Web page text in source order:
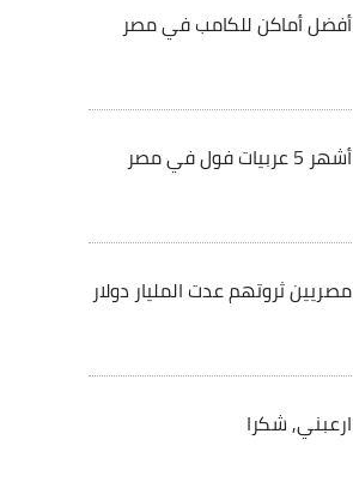
أفضل أماكن للكامب في مصر
أشهر 5 عربيات فول في مصر
مصريين ثروتهم عدت المليار دولار
ارعبني, شكرا